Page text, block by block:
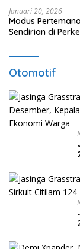
Januari 20, 2026
Modus
Sendirian di
Otomotif